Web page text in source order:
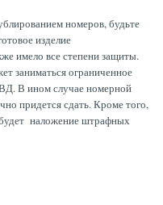
номеров, будьте
изделие
имело все степени защиты.
заниматься ограниченное
В ином случае номерной
придется сдать. Кроме того,
наложение штрафных